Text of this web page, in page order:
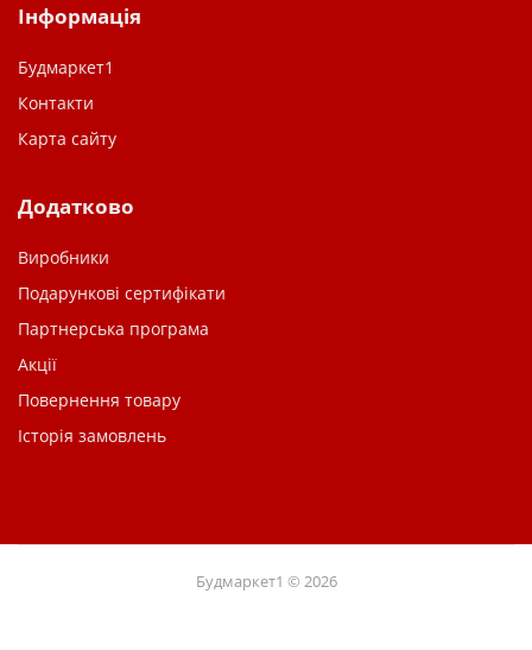
Інформація
Будмаркет1
Контакти
Карта сайту
Додатково
Виробники
Подарункові сертифікати
Партнерська програма
Акції
Повернення товару
Історія замовлень
Будмаркет1 © 2026